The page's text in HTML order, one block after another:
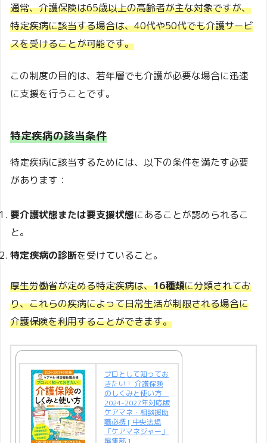
通常、介護保険は65歳以上の高齢者が主な対象ですが、
特定疾病に該当する場合は、40代や50代でも介護サービ
スを受けることが可能です。
この制度の目的は、若年層でも介護が必要な場合に迅速
に支援を行うことです。
特定疾病の該当条件
特定疾病に該当するためには、以下の条件を満たす必要
があります：
要介護状態または要支援状態にあることが認められるこ
と。
特定疾病の診断を受けていること。
厚生労働省が定める特定疾病は、16種類に分類されてお
り、これらの疾病によって日常生活が制限される場合に
介護保険を利用することができます。
プロとして知ってお
きたい！ 介護保険
のしくみと使い方
2024-2027年対応版
ケアマネ・相談援助
職必携 [ 中央法規
「ケアマネジャー」
編集部 ]